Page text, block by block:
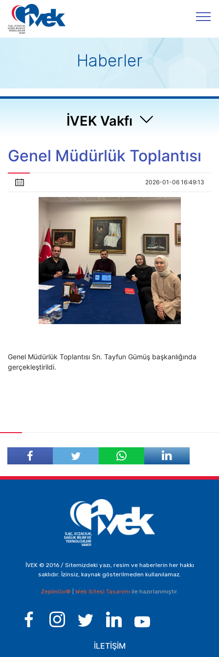
Haberler
İVEK Vakfı
Genel Müdürlük Toplantısı
2026-01-06 16:49:13
Genel Müdürlük Toplantısı Sn. Tayfun Gümüş başkanlığında
gerçekleştirildi.
İVEK © 2016 / Sitemizdeki yazı, resim ve haberlerin her hakkı
saklıdır. İzinsiz, kaynak gösterilmeden kullanılamaz.
ZeplinGo® Web Sitesi Tasarımı ile hazırlanmıştır.
İLETİŞİM